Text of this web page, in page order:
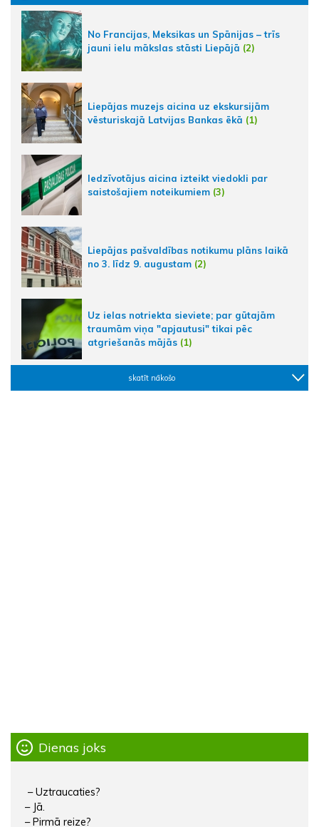
No Francijas, Meksikas un Spānijas – trīs
jauni ielu mākslas stāsti Liepājā (2)
Liepājas muzejs aicina uz ekskursijām
vēsturiskajā Latvijas Bankas ēkā (1)
Iedzīvotājus aicina izteikt viedokli par
saistošajiem noteikumiem (3)
Liepājas pašvaldības notikumu plāns laikā
no 3. līdz 9. augustam (2)
Uz ielas notriekta sieviete; par gūtajām
traumām viņa "apjautusi" tikai pēc
atgriešanās mājās (1)
skatīt nākošo
Dienas joks
– Uztraucaties?
– Jā.
– Pirmā reize?